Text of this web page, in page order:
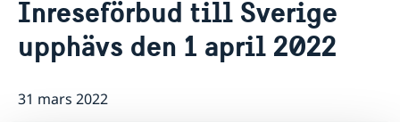
Om oss
Ambassadören
Så stöttar vi svenska företag
Så kan du få stöd
Nyheter
Inreseförbud till Sverige
upphävs den 1 april 2022
31 mars 2022